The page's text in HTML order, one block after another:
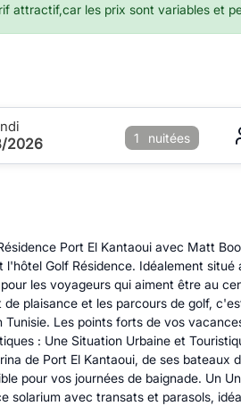
attractif,car les prix sont variables et
2026 1 nuitées
Port El Kantaoui avec Matt
Golf Résidence. Idéalement
les voyageurs qui aiment être au
plaisance et les parcours de golf,
Les points forts de vos
: Une Situation Urbaine et
de Port El Kantaoui, de ses
pour vos journées de baignade. Un
solarium avec transats et parasols,